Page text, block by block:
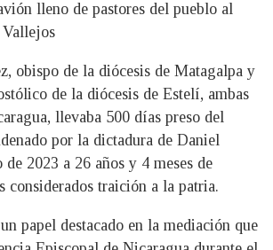
lleno de pastores del pueblo al
obispo de la diócesis de Matagalpa y
de la diócesis de Estelí, ambas
llevaba 500 días preso del
por la dictadura de Daniel
2023 a 26 años y 4 meses de
considerados traición a la patria.
papel destacado en la mediación que